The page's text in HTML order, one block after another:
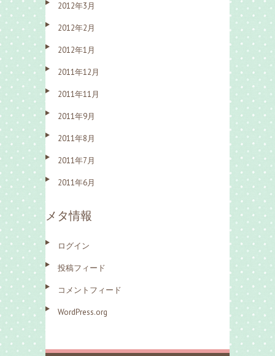
2012年3月
2012年2月
2012年1月
2011年12月
2011年11月
2011年9月
2011年8月
2011年7月
2011年6月
メタ情報
ログイン
投稿フィード
コメントフィード
WordPress.org